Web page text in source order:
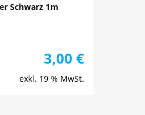
Schwarz 1m
3,00 €
exkl. 19 % MwSt.